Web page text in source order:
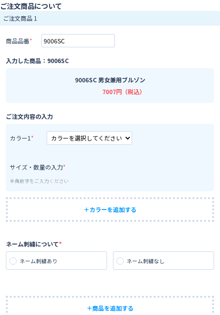
ご注文商品について
ご注文商品 1
商品品番
入力した商品：9006SC
9006SC 男女兼用ブルゾン
7007円（税込）
ご注文内容の入力
カラー1
サイズ・数量の入力
半角数字をご入力ください
＋カラーを追加する
ネーム刺繍について
ネーム刺繍あり ネーム刺繍なし
＋商品を追加する